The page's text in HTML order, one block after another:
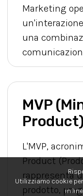
Marketing
una
MVP
Product)
L'MVP,
Product
rappresenta
prodotto,
Utilizziamo cookie
in